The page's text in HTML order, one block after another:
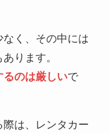
く、その中には
ります。
るのは厳しいで
は、レンタカー